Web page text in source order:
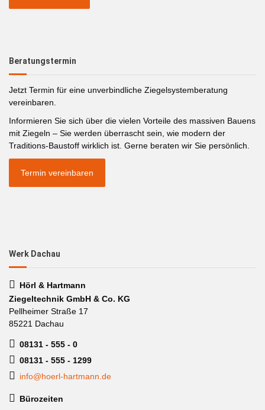
Beratungstermin
Jetzt Termin für eine unverbindliche Ziegelsystemberatung
vereinbaren.
Informieren Sie sich über die vielen Vorteile des massiven Bauens
mit Ziegeln – Sie werden überrascht sein, wie modern der
Traditions-Baustoff wirklich ist. Gerne beraten wir Sie persönlich.
Termin vereinbaren
Werk Dachau
Hörl & Hartmann
Ziegeltechnik GmbH & Co. KG
Pellheimer Straße 17
85221 Dachau
08131 - 555 - 0
08131 - 555 - 1299
info@hoerl-hartmann.de
Bürozeiten